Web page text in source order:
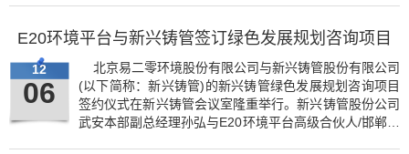
E20环境平台与新兴铸管签订绿色发展规划咨询项目
12
06
北京易二零环境股份有限公司与新兴铸管股份有限公司
(以下简称：新兴铸管)的新兴铸管绿色发展规划咨询项目
签约仪式在新兴铸管会议室隆重举行。新兴铸管股份公司
武安本部副总经理孙弘与E20环境平台高级合伙人/邯郸绿